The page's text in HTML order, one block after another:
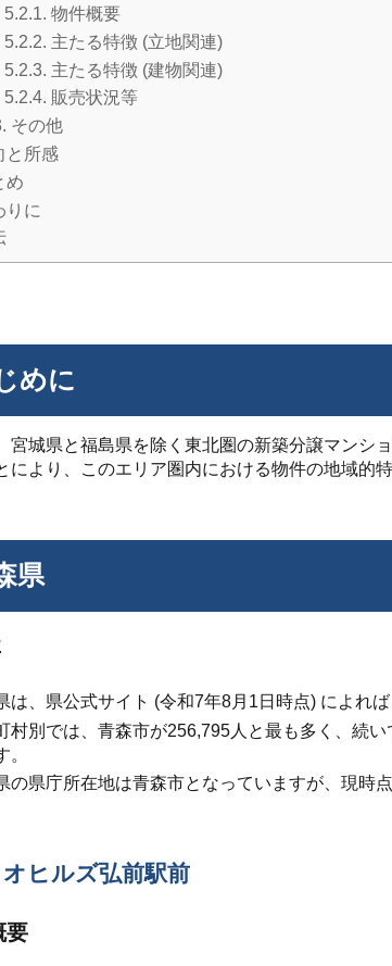
5.2.1. 物件概要
5.2.2. 主たる特徴 (立地関連)
5.2.3. 主たる特徴 (建物関連)
5.2.4. 販売状況等
その他
と所感
め
りに
めに
宮城県と福島県を除く東北圏の新築分譲マンシ
により、このエリア圏内における物件の地域的
県
は、県公式サイト (令和7年8月1日時点) によれば
村別では、青森市が256,795人と最も多く、続
。
の県庁所在地は青森市となっていますが、現時
ヒルズ弘前駅前
要